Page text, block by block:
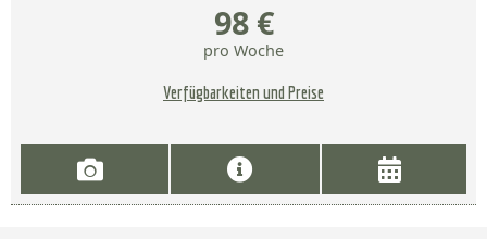
98 €
pro Woche
Verfügbarkeiten und Preise